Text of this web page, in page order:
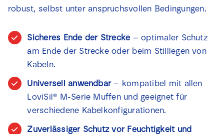
robust, selbst unter anspruchsvollen Bedingungen.
Sicheres Ende der Strecke – optimaler Schutz
am Ende der Strecke oder beim Stilllegen von
Kabeln.
Universell anwendbar– kompatibel mit allen
LoviSil® M-Serie Muffen und geeignet für
verschiedene Kabelkonfigurationen.
Zuverlässiger Schutz vor Feuchtigkeit und